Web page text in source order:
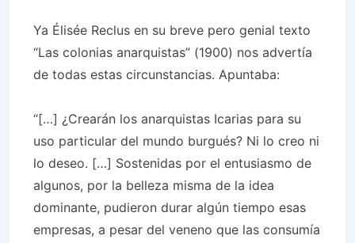
Ya Élisée Reclus en su breve pero genial texto
“Las colonias anarquistas” (1900) nos advertía
de todas estas circunstancias. Apuntaba:
“[…] ¿Crearán los anarquistas Icarias para su
uso particular del mundo burgués? Ni lo creo ni
lo deseo. […] Sostenidas por el entusiasmo de
algunos, por la belleza misma de la idea
dominante, pudieron durar algún tiempo esas
empresas, a pesar del veneno que las consumía